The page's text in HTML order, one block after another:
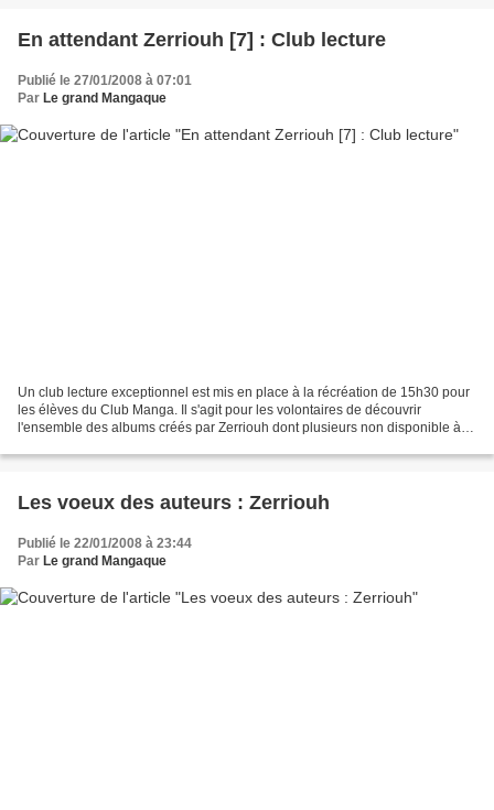
En attendant Zerriouh [7] : Club lecture
Publié le 27/01/2008 à 07:01
Par Le grand Mangaque
Un club lecture exceptionnel est mis en place à la récréation de 15h30 pour
les élèves du Club Manga. Il s'agit pour les volontaires de découvrir
l'ensemble des albums créés par Zerriouh dont plusieurs non disponible à la
Les voeux des auteurs : Zerriouh
Publié le 22/01/2008 à 23:44
Par Le grand Mangaque